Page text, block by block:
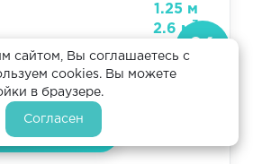
сайтом, Вы соглашаетесь с
cookies. Вы можете
в браузере.
Согласен
1.25 м
2.6 м 3
102600 р
Скидка
Если оформить
Оформить